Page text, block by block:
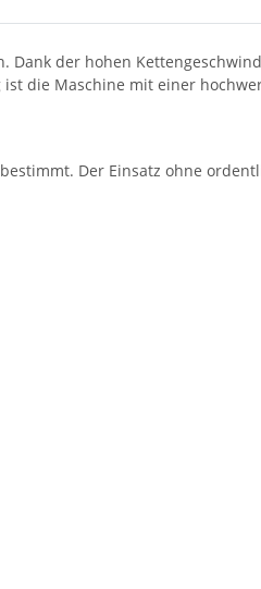
Dank der hohen
die Maschine mit einer
Der Einsatz ohne